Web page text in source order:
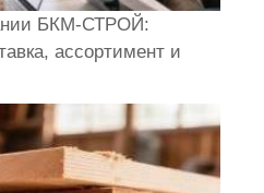
БКМ-СТРОЙ:
ассортимент и